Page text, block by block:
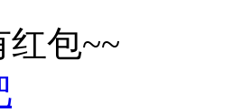
包~~